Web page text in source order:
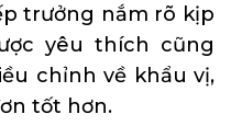
trưởng nắm rõ kịp
yêu thích cũng
chỉnh về khẩu vị,
tốt hơn.